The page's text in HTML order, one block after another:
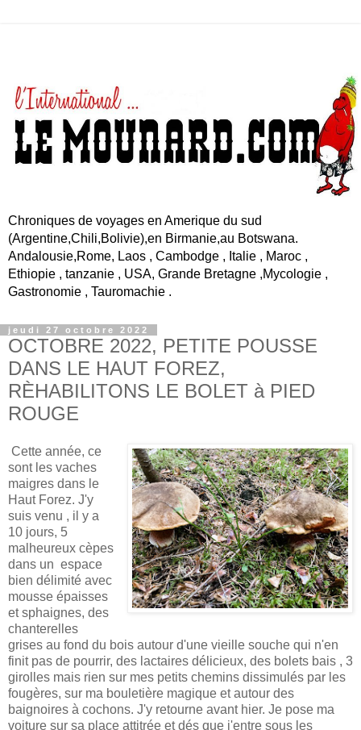
Chroniques de voyages en Amerique du sud
(Argentine,Chili,Bolivie),en Birmanie,au Botswana.
Andalousie,Rome, Laos , Cambodge , Italie , Maroc ,
Ethiopie , tanzanie , USA, Grande Bretagne ,Mycologie ,
Gastronomie , Tauromachie .
jeudi 27 octobre 2022
OCTOBRE 2022, PETITE POUSSE
DANS LE HAUT FOREZ,
RÈHABILITONS LE BOLET à PIED
ROUGE
Cette année, ce
sont les vaches
maigres dans le
Haut Forez. J'y
suis venu , il y a
10 jours, 5
malheureux cèpes
dans un espace
bien délimité avec
mousse épaisses
et sphaignes, des
chanterelles
grises au fond du bois autour d'une vieille souche qui n'en
finit pas de pourrir, des lactaires délicieux, des bolets bais , 3
girolles mais rien sur mes petits chemins dissimulés par les
fougères, sur ma bouletière magique et autour des
baignoires à cochons. J'y retourne avant hier. Je pose ma
voiture sur sa place attitrée et dés que j'entre sous les